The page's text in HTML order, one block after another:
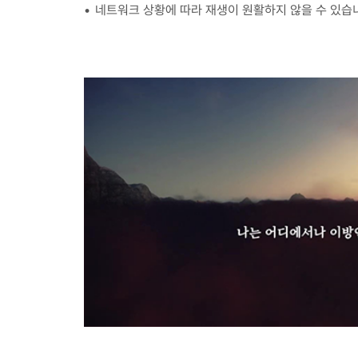
네트워크 상황에 따라 재생이 원활하지 않을 수 있습